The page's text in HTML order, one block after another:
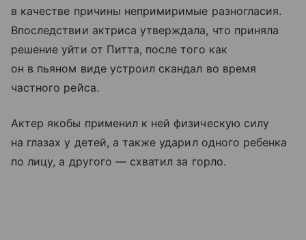
в качестве причины непримиримые разногласия.
Впоследствии актриса утверждала, что приняла
решение уйти от Питта, после того как
он в пьяном виде устроил скандал во время
частного рейса.
Актер якобы применил к ней физическую силу
на глазах у детей, а также ударил одного ребенка
по лицу, а другого — схватил за горло.